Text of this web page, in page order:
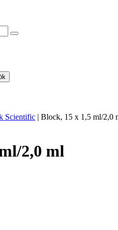
Scientific | Block, 15 x 1,5 ml/2,0
2,0 ml